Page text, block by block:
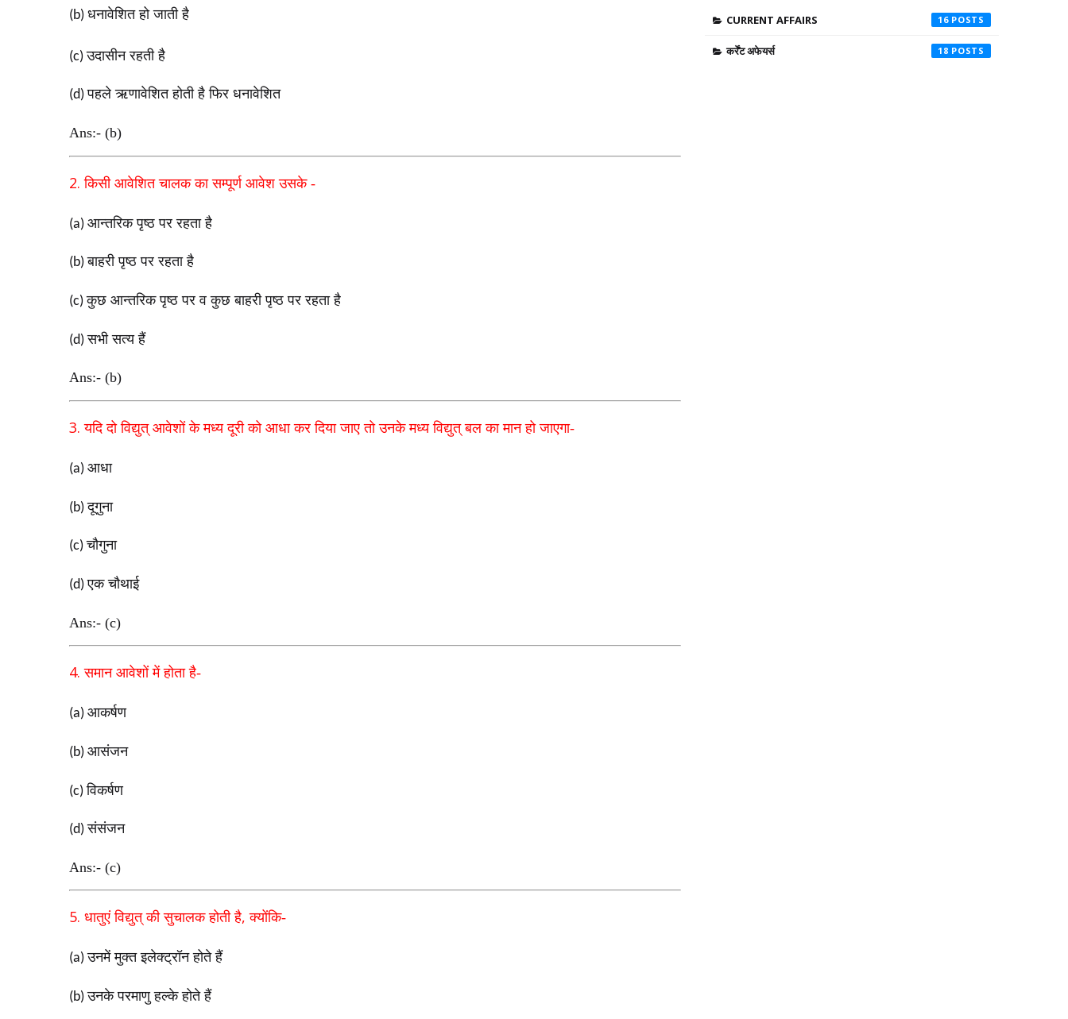
(b) धनावेशित हो जाती है
(c)उदासीन रहती है
(d)पहले ऋणावेशित होती है फिर धनावेशित
Ans:- (b)
2.किसी आवेशित चालक का सम्पूर्ण आवेश उसके -
(a) आन्तरिक पृष्ठ पर रहता है
(b)बाहरी पृष्ठ पर रहता है
(c)कुछ आन्तरिक पृष्ठ पर व कुछ बाहरी पृष्ठ पर रहता है
(d)सभी सत्य हैं
Ans:- (b)
3.यदि दो विद्युत् आवेशों के मध्य दूरी को आधा कर दिया जाए तो उनके मध्य विद्युत् बल का मान हो जाएगा-
(a) आधा
(b)दूगुना
(c)चौगुना
(d)एक चौथाई
Ans:- (c)
4.समान आवेशों में होता है-
(a) आकर्षण
(b) आसंजन
(c)विकर्षण
(d)संसंजन
Ans:- (c)
5. धातुएं विद्युत् की सुचालक होती है,क्योंकि-
(a)उनमें मुक्त इलेक्ट्रॉन होते हैं
(b)उनके परमाणु हल्के होते हैं
CURRENT AFFAIRS 16
कर्रेंट अफेयर्स 18